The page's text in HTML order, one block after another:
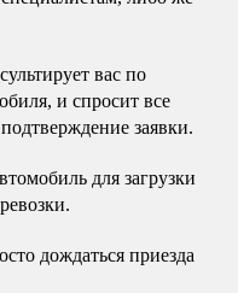
вас по
и спросит все
заявки.
для загрузки
дождаться приезда